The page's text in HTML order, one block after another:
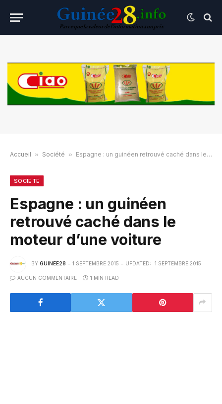
Accueil » Société » Espagne : un guinéen retrouvé caché dans le moteur d’une voiture
SOCIÉTÉ
Espagne : un guinéen
retrouvé caché dans le
moteur d’une voiture
BY GUINEE28 1 SEPTEMBRE 2015 UPDATED: 1 SEPTEMBRE 2015
AUCUN COMMENTAIRE 1 MIN READ